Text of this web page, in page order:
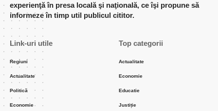
experienţă în presa locală şi naţională, ce îşi propune să
informeze în timp util publicul cititor.
Link-uri utile
Regiuni
Actualitate
Politică
Economie
Top categorii
Actualitate
Economie
Educatie
Justiție